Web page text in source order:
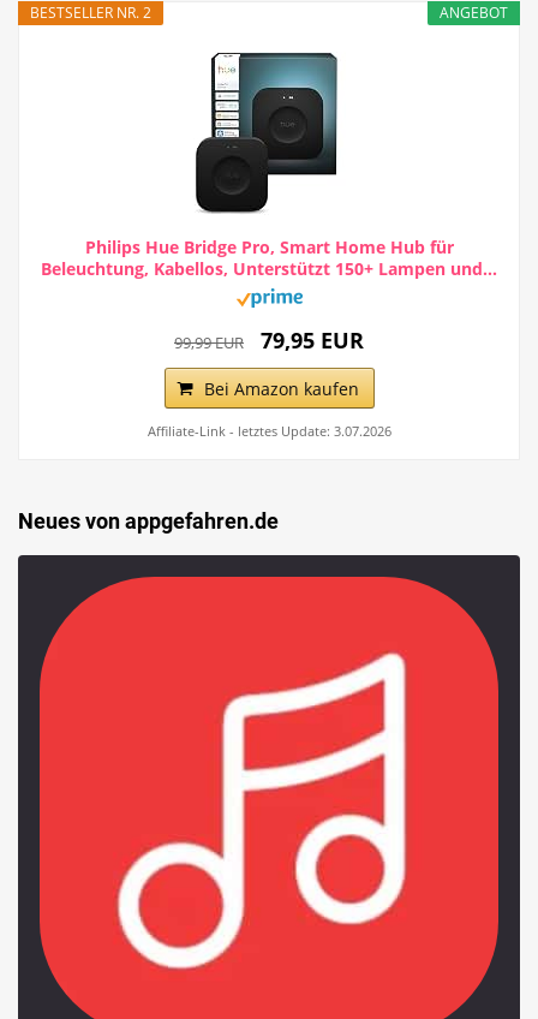
ANGEBOT
BESTSELLER NR. 2
Philips Hue Bridge Pro, Smart Home Hub für
Beleuchtung, Kabellos, Unterstützt 150+ Lampen und...
99,99 EUR 79,95 EUR
Bei Amazon kaufen
Affiliate-Link - letztes Update: 3.07.2026
Neues von appgefahren.de